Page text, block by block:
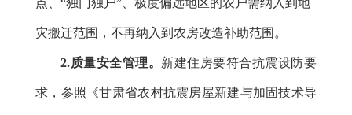
点、“独门独户”、极度偏远地区的农户需纳入到地
灾搬迁范围，不再纳入到农房改造补助范围。
2.质量安全管理。 新建住房要符合抗震设防要
求，参照《甘肃省农村抗震房屋新建与加固技术导